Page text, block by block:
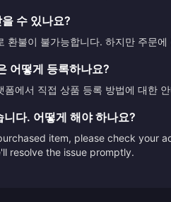
수 있나요?
환불이 불가능합니다. 하지만 주문
어떻게 등록하나요?
폼에서 직접 상품 등록 방법에 대한
다. 어떻게 해야 하나요?
item, please check your
resolve the issue promptly.